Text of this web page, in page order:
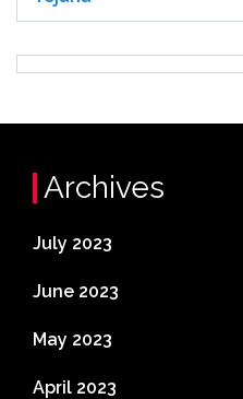
Archives
July 2023
June 2023
May 2023
April 2023